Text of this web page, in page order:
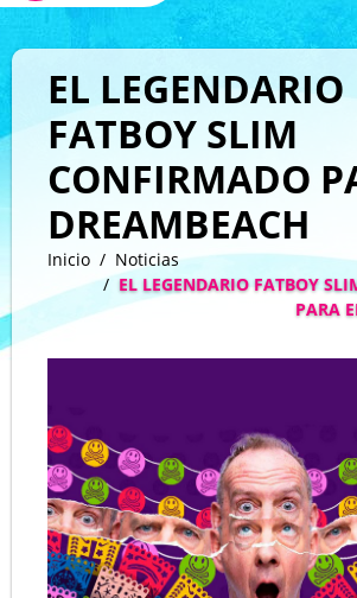
EL LEGENDARIO
FATBOY SLIM
CONFIRMADO
DREAMBEACH
Inicio
Noticias
EL LEGENDARIO FATBOY
PARA